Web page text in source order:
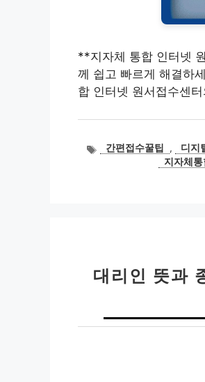
**지자체 통합 인터넷
께 쉽고 빠르게 해결
합 인터넷 원서접수센
태간편접수꿀팁 , 디지
지자체
대리인 뜻과